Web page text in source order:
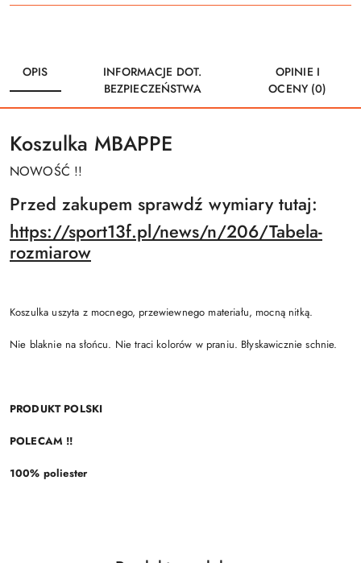
OPIS
INFORMACJE DOT.
BEZPIECZEŃSTWA
OPINIE I
OCENY (0)
Koszulka MBAPPE
NOWOŚĆ !!
Przed zakupem sprawdź wymiary tutaj:
https://sport13f.pl/news/n/206/Tabela-
rozmiarow
Koszulka uszyta z mocnego, przewiewnego materiału, mocną nitką.
Nie blaknie na słońcu. Nie traci kolorów w praniu. Błyskawicznie schnie.
PRODUKT POLSKI
POLECAM !!
100% poliester